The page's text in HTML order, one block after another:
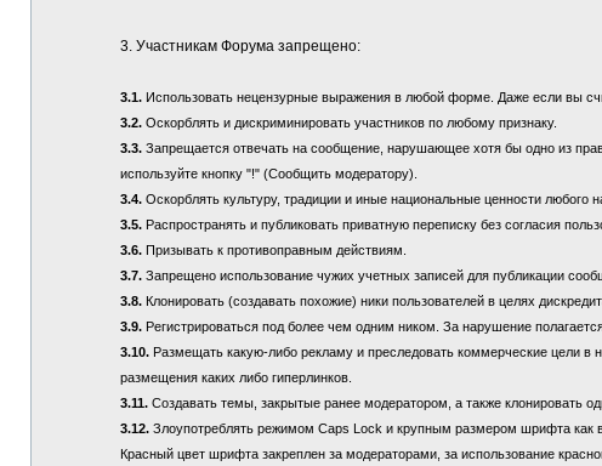
3. Участникам Форума запрещено:
3.1.Использовать нецензурные выражения в любой форме. Даже если вы
3.2.Оскорблять и дискриминировать участников по любому признаку.
3.3.Запрещается отвечать на сообщение, нарушающее хотя бы одно из
используйте кнопку "!" (Сообщить модератору).
3.4.Оскорблять культуру, традиции и иные национальные ценности любого
3.5.Распространять и публиковать приватную переписку без согласия
3.6.Призывать к противоправным действиям.
3.7.Запрещено использование чужих учетных записей для публикации
3.8.Клонировать (создавать похожие) ники пользователей в целях
3.9.Регистрироваться под более чем одним ником. За нарушение
3.10.Размещать какую-либо рекламу и преследовать коммерческие цели в
размещения каких либо гиперлинков.
3.11.Создавать темы, закрытые ранее модератором, а также клонировать
3.12.Злоупотреблять режимом Caps Lock и крупным размером шрифта как
Красный цвет шрифта закреплен за модераторами, за использование